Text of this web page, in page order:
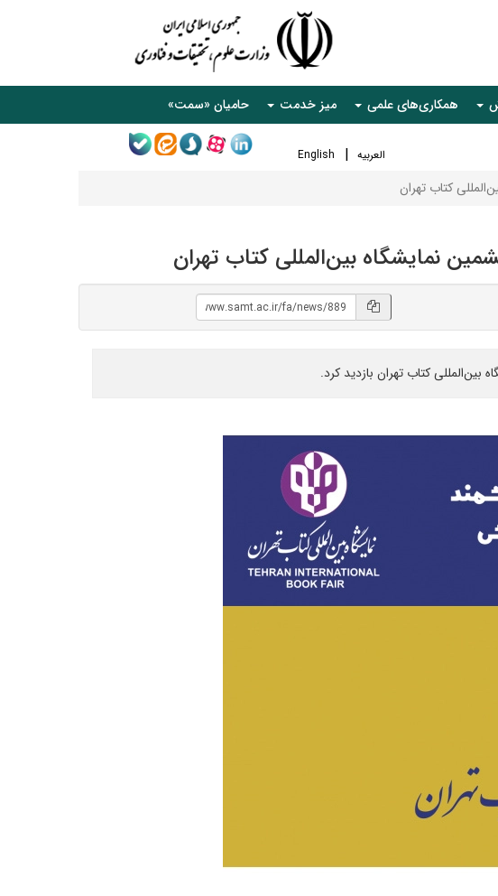
همکاری‌های علمی میز خدمت حامیان «سمت»
العربیه English
کتاب تهران
نمایشگاه بین‌المللی کتاب تهران
کتاب تهران بازدید کرد.